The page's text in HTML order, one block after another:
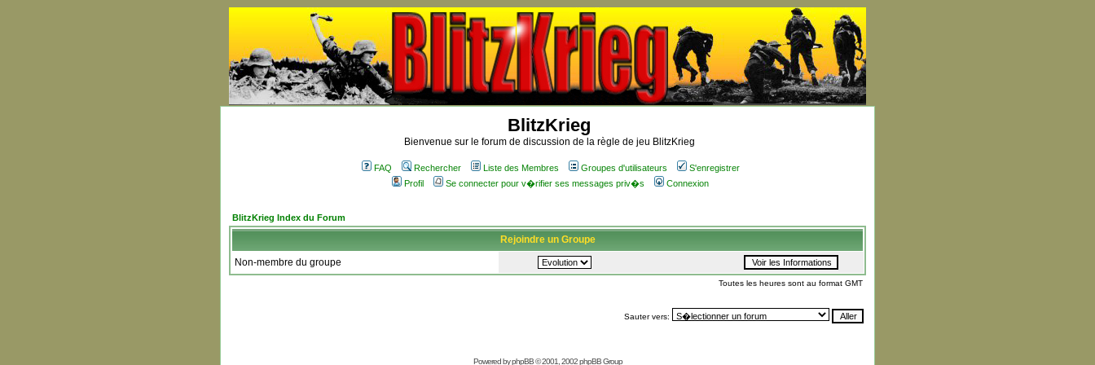
BlitzKrieg
Bienvenue sur le forum de discussion de la règle de jeu BlitzKrieg
FAQ Rechercher Liste des Membres Groupes d'utilisateurs
S'enregistrer
Profil
Se connecter pour v�rifier ses messages priv�s Connexion
BlitzKrieg Index du Forum
Rejoindre un Groupe
Non-membre du groupe
Toutes les heures sont au format GMT
Sauter vers:
Powered byphpBB© 2001, 2002 phpBB Group